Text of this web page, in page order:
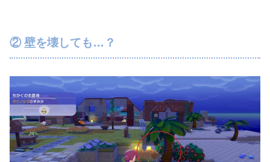
② 壁を壊しても…？